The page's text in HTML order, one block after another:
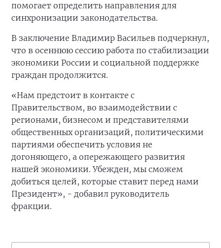
помогает определить направления для
синхронизации законодательства.
В заключение Владимир Васильев подчеркнул,
что в осеннюю сессию работа по стабилизации
экономики России и социальной поддержке
граждан продолжится.
«Нам предстоит в контакте с
Правительством, во взаимодействии с
регионами, бизнесом и представителями
общественных организаций, политическими
партиями обеспечить условия не
догоняющего, а опережающего развития
нашей экономики. Убежден, мы сможем
добиться целей, которые ставит перед нами
Президент», - добавил руководитель
фракции.